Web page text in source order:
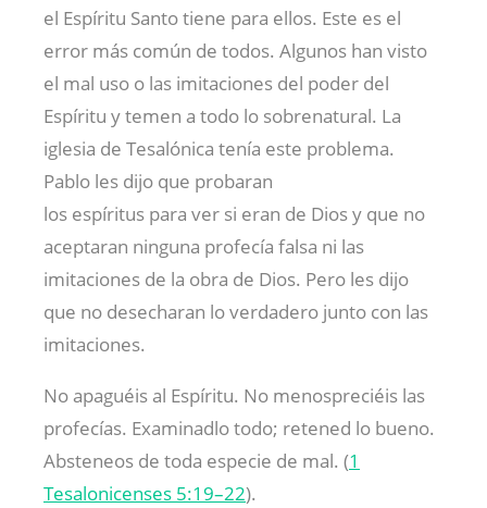
el Espíritu Santo tiene para ellos. Este es el
error más común de todos. Algunos han visto
el mal uso o las imitaciones del poder del
Espíritu y temen a todo lo sobrenatural. La
iglesia de Tesalónica tenía este problema.
Pablo les dijo que probaran
los espíritus para ver si eran de Dios y que no
aceptaran ninguna profecía falsa ni las
imitaciones de la obra de Dios. Pero les dijo
que no desecharan lo verdadero junto con las
imitaciones.
No apaguéis al Espíritu. No menospreciéis las
profecías. Examinadlo todo; retened lo bueno.
Absteneos de toda especie de mal. (1
Tesalonicenses 5:19–22).